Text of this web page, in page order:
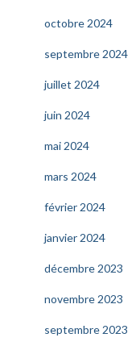
octobre 2024
septembre 2024
juillet 2024
juin 2024
mai 2024
mars 2024
février 2024
janvier 2024
décembre 2023
novembre 2023
septembre 2023